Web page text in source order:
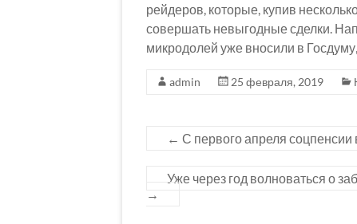
рейдеров, которые, купив
совершать невыгодные сделки.
микродолей уже вносили в
admin 25 февраля, 2019
← С первого апреля соцпенсии
Уже через год волноваться о
→